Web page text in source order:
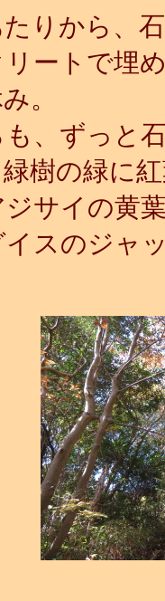
りから、
ートで埋
。
、ずっと
樹の緑に
サイの黄
スのジャ